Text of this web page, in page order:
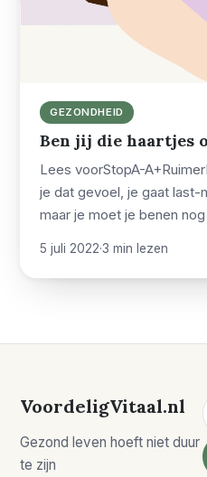
GEZONDHEID
Ben jij die haartjes
Lees voorStopA-
je dat gevoel, je gaat last-
maar je moet je benen
5 juli 2022·3 min lezen
VoordeligVitaal.nl
Gezond leven hoeft niet duur
te zijn